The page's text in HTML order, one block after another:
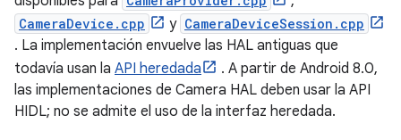
CameraDevice.cpp y CameraDeviceSession.cpp
. La implementación envuelve las HAL antiguas que
todavía usan la API heredada
. A partir de Android 8.0,
las implementaciones de Camera HAL deben usar la API
HIDL; no se admite el uso de la interfaz heredada.